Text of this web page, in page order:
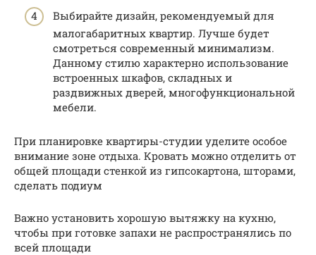
Выбирайте дизайн, рекомендуемый для
малогабаритных квартир. Лучше будет
смотреться современный минимализм.
Данному стилю характерно использование
встроенных шкафов, складных и
раздвижных дверей, многофункциональной
мебели.
При планировке квартиры-студии уделите особое
внимание зоне отдыха. Кровать можно отделить от
общей площади стенкой из гипсокартона, шторами,
сделать подиум
Важно установить хорошую вытяжку на кухню,
чтобы при готовке запахи не распространялись по
всей площади